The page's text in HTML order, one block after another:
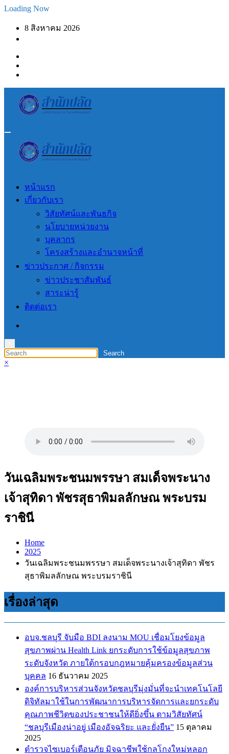
Skip
content
Loading Now
8 สิงหาคม 2026
หน้าแรก
เกี่ยวกับเรา
วิสัยทัศน์และพันธกิจ
นโยบายหน่วยงาน
บุคลากร
โครงสร้างเเละอำนาจหน้าที่
ข่าวประกาศ / กิจกรรม
ข่าวประชาสัมพันธ์
สาระน่ารู้
ติดต่อเรา
×
วันเฉลิมพระชนมพรรษา สมเด็จพระนาง
เจ้าสุทิดา พัชรสุธาพิมลลักษณ พระบรม
ราชินี
Home
2025
วันเฉลิมพระชนมพรรษา สมเด็จพระนางเจ้าสุทิดา พัชร
สุธาพิมลลักษณ พระบรมราชินี
เรื่องล่าสุด
อบจ.ชลบุรี จับมือ BDI ลงนาม MOU เชื่อมโยงข้อมูล
สุขภาพผ่าน Health Link ยกระดับการใช้ข้อมูลสุขภาพ
ระดับจังหวัด ภายใต้กรอบกฎหมายคุ้มครองข้อมูลส่วน
บุคคล 16 ธันวาคม 2025
องค์การบริหารส่วนจังหวัดชลบุรีมุ่งมั่นที่จะนำเทคโนโลยี
ดิจิทัลมาใช้ในการพัฒนาการบริหารจัดการและยกระดับ
คุณภาพชีวิตของประชาชนให้ดียิ่งขึ้น ตามวิสัยทัศน์
“ชลบุรีเมืองน่าอยู่ เมืองอัจฉริยะ และยั่งยืน” 15 ตุลาคม
2025
ตำรวจไซเบอร์เตือนภัย มิจฉาชีพใช้กลโกงใหม่หลอก